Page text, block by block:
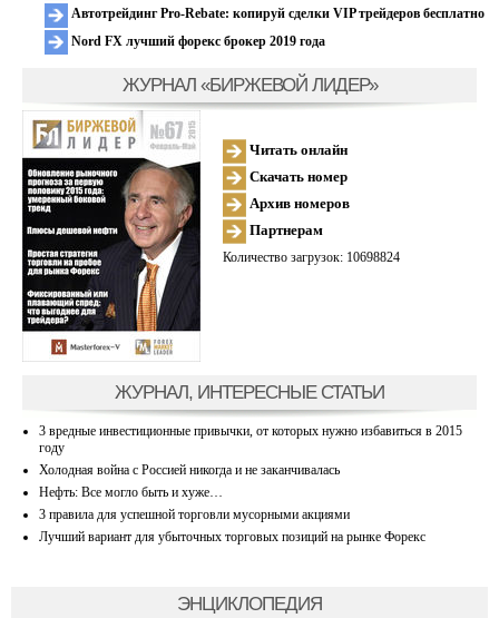
Автотрейдинг Pro-Rebate: копируй сделки VIP трейдеров бесплатно
Nord FX лучший форекс брокер 2019 года
ЖУРНАЛ «БИРЖЕВОЙ ЛИДЕР»
Читать онлайн
Скачать номер
Архив номеров
Партнерам
Количество загрузок: 10698824
ЖУРНАЛ, ИНТЕРЕСНЫЕ СТАТЬИ
3 вредные инвестиционные привычки, от которых нужно избавиться в 2015
году
Холодная война с Россией никогда и не заканчивалась
Нефть: Все могло быть и хуже…
3 правила для успешной торговли мусорными акциями
Лучший вариант для убыточных торговых позиций на рынке Форекс
ЭНЦИКЛОПЕДИЯ